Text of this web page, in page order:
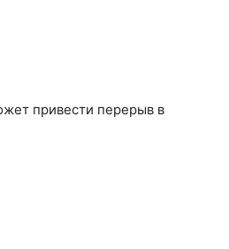
привести перерыв в